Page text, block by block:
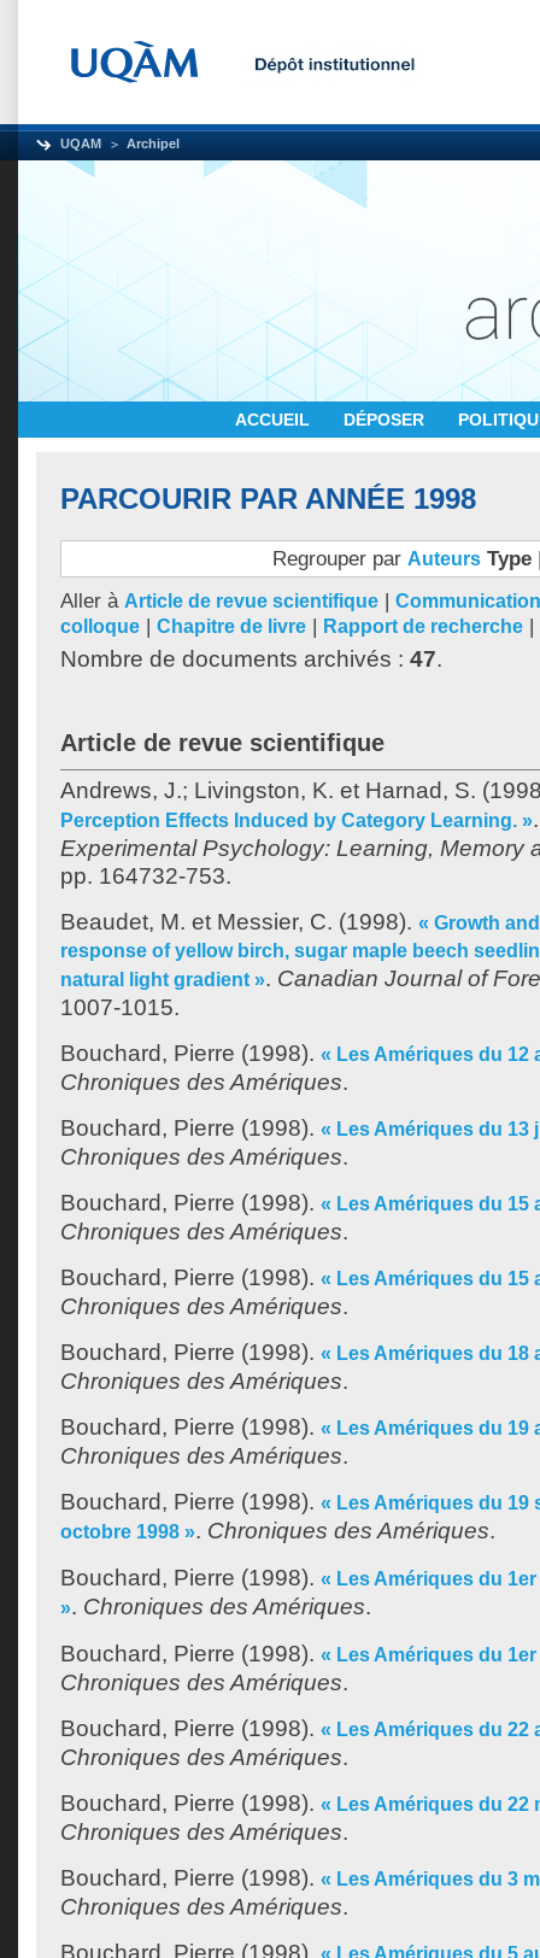
UQAM Archipel
ACCUEIL DÉPOSER
PARCOURIR PAR ANNÉE 1998
Regrouper par Auteurs Type
Aller à Article de revue scientifique |
colloque | Chapitre de livre | Rapport de recherche |
Nombre de documents archivés : 47.
Article de revue scientifique
Andrews, J.; Livingston, K. et Harnad, S.
Perception Effects Induced by Category Learning. »
Experimental Psychology: Learning, Memory
pp. 164732-753.
Beaudet, M. et Messier, C. (1998). « Growth
response of yellow birch, sugar maple beech
natural light gradient ». Canadian Journal of
1007-1015.
Bouchard, Pierre (1998). « Les Amériques du 12
Chroniques des Amériques.
Bouchard, Pierre (1998). « Les Amériques du 13
Chroniques des Amériques.
Bouchard, Pierre (1998). « Les Amériques du 15
Chroniques des Amériques.
Bouchard, Pierre (1998). « Les Amériques du 15
Chroniques des Amériques.
Bouchard, Pierre (1998). « Les Amériques du 18
Chroniques des Amériques.
Bouchard, Pierre (1998). « Les Amériques du 19
Chroniques des Amériques.
Bouchard, Pierre (1998). « Les Amériques du 19
octobre 1998 ». Chroniques des Amériques.
Bouchard, Pierre (1998). « Les Amériques du
». Chroniques des Amériques.
Bouchard, Pierre (1998). « Les Amériques du 1er
Chroniques des Amériques.
Bouchard, Pierre (1998). « Les Amériques du 22
Chroniques des Amériques.
Bouchard, Pierre (1998). « Les Amériques du 22
Chroniques des Amériques.
Bouchard, Pierre (1998). « Les Amériques du 3
Chroniques des Amériques.
Bouchard, Pierre (1998). « Les Amériques du 5